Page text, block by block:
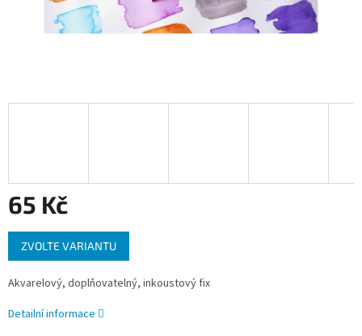
65 Kč
Měrná
cena:
ZVOLTE VARIANTU
Akvarelový, doplňovatelný, inkoustový fix
Detailní informace